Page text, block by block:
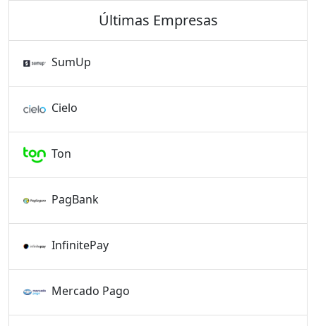
Últimas Empresas
SumUp
Cielo
Ton
PagBank
InfinitePay
Mercado Pago